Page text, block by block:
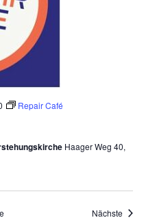
Repair Café
Haager Weg 40,
Nächste